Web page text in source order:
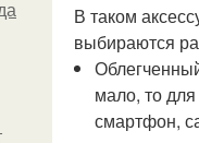
В таком
выбираются
мало, то
смартфон,